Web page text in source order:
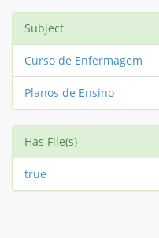
Subject
Curso de Enfermagem
Planos de Ensino
Has File(s)
true